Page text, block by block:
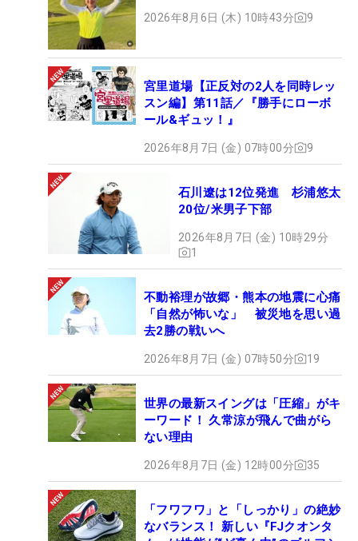
2026年8月6日 (木) 10時43分 9
宮里道場【正反対の2人を同時レッ
スン編】第11話／『勝手にローボ
ール&ギュッ！』
2026年8月7日 (金) 07時00分 9
石川遼は12位発進 杉浦悠太
20位/米男子下部
2026年8月7日 (金) 10時29分
1
不動裕理が故郷・熊本の地震に心痛
「自然が怖いな」 被災地を思い過
去2勝の戦いへ
2026年8月7日 (金) 07時50分 19
世界の最新スイングは「圧縮」がキ
ーワード！ 久常涼が飛んで曲がら
ない理由
2026年8月7日 (金) 12時00分 35
「フワフワ」と「しっかり」の絶妙
なバランス！ 新しい『FJクオンタ